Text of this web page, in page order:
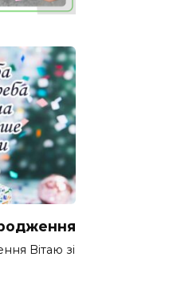
Вітаю зі